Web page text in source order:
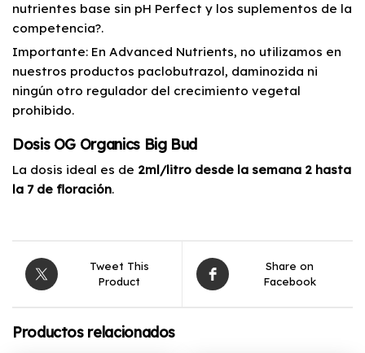
nutrientes base sin pH Perfect y los suplementos de la
competencia?.
Importante: En Advanced Nutrients, no utilizamos en
nuestros productos paclobutrazol, daminozida ni
ningún otro regulador del crecimiento vegetal
prohibido.
Dosis OG Organics Big Bud
La dosis ideal es de 2ml/litro desde la semana 2 hasta
la 7 de floración.
Tweet This
Product
Share on
Facebook
Productos relacionados